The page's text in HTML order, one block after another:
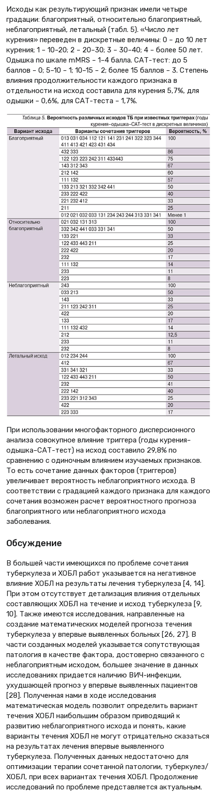
Исходы как результирующий признак имели четыре
градации: благоприятный, относительно благоприятный,
неблагоприятный, летальный (табл. 5). «Число лет
курения» переведен в дискретные величины: 0 – до 10 лет
курения; 1 – 10–20; 2 – 20–30; 3 – 30–40; 4 – более 50 лет.
Одышка по шкале mMRS – 1–4 балла. САТ-тест: до 5
баллов – 0; 5–10 – 1; 10–15 – 2; более 15 баллов – 3. Степень
влияния продолжительности каждого признака в
отдельности на исход составила для курения 5,7%, для
одышки – 0,6%, для САТ-теста – 1,7%.
При использовании многофакторного дисперсионного
анализа совокупное влияние триггера (годы курения–
одышка–САТ-тест) на исход составило 29,8% по
сравнению с одиночным влиянием изучаемых признаков.
То есть сочетание данных факторов (триггеров)
увеличивает вероятность неблагоприятного исхода. В
соответствии с градацией каждого признака для каждого
сочетания возможен расчет вероятностного прогноза
благоприятного или неблагоприятного исхода
заболевания.
Обсуждение
В большей части имеющихся по проблеме сочетания
туберкулеза и ХОБЛ работ указывается на негативное
влияние ХОБЛ на результаты лечения туберкулеза [4, 14].
При этом отсутствует детализация влияния отдельных
составляющих ХОБЛ на течение и исход туберкулеза [9,
10]. Также имеются исследования, направленные на
создание математических моделей прогноза течения
туберкулеза у впервые выявленных больных [26, 27]. В
части созданных моделей указывается сопутствующая
патология в качестве фактора, достоверно связанного с
неблагоприятным исходом, большее значение в данных
исследованиях придается наличию ВИЧ-инфекции,
ухудшающей прогноз у впервые выявленных пациентов
[28]. Полученная нами в ходе исследования
математическая модель позволит определить вариант
течения ХОБЛ наибольшим образом приводящий к
развитию неблагоприятного исхода и понять, какие
варианты течения ХОБЛ не могут отрицательно сказаться
на результатах лечения впервые выявленного
туберкулеза. Полученных данных недостаточно для
оптимизации терапии сочетанной патологии, туберкулез/
ХОБЛ, при всех вариантах течения ХОБЛ. Продолжение
исследований по проблеме представляется актуальным.